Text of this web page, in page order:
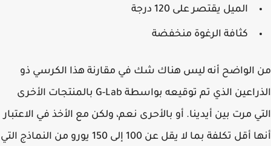
الميل يقتصر على 120 درجة
كثافة الرغوة منخفضة
الواضح أنه ليس هناك شك في مقارنة هذا الكرسي ذو
الذراعين الذي تم توقيعه بواسطة G-Lab بالمنتجات الأخرى
مرت بين أيدينا. أو بالأحرى نعم، ولكن مع الأخذ في الاعتبار
أنها أقل تكلفة بما لا يقل عن 100 إلى 150 يورو من النماذج التي